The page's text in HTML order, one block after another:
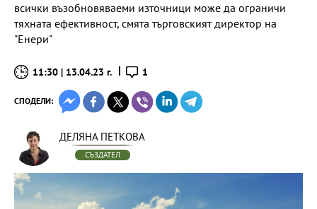
всички възобновяваеми източници може да ограничи
тяхната ефективност, смята търговският директор на
"Енери"
11:30 | 13.04.23 г. 1
СПОДЕЛИ:
ДЕЛЯНА ПЕТКОВА
СЪЗДАТЕЛ